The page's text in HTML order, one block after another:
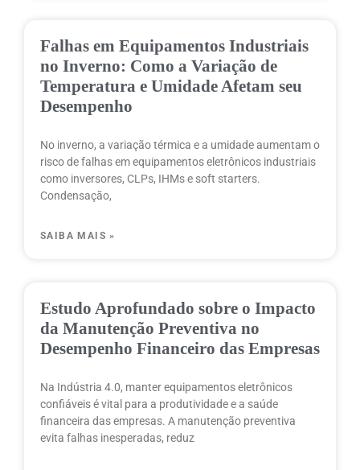
Falhas em Equipamentos Industriais
no Inverno: Como a Variação de
Temperatura e Umidade Afetam seu
Desempenho
No inverno, a variação térmica e a umidade aumentam o
risco de falhas em equipamentos eletrônicos industriais
como inversores, CLPs, IHMs e soft starters.
Condensação,
SAIBA MAIS »
Estudo Aprofundado sobre o Impacto
da Manutenção Preventiva no
Desempenho Financeiro das Empresas
Na Indústria 4.0, manter equipamentos eletrônicos
confiáveis é vital para a produtividade e a saúde
financeira das empresas. A manutenção preventiva
evita falhas inesperadas, reduz